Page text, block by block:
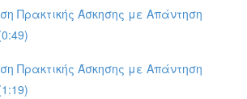
Πρακτικής Άσκησης με Απάντηση
Πρακτικής Άσκησης με Απάντηση